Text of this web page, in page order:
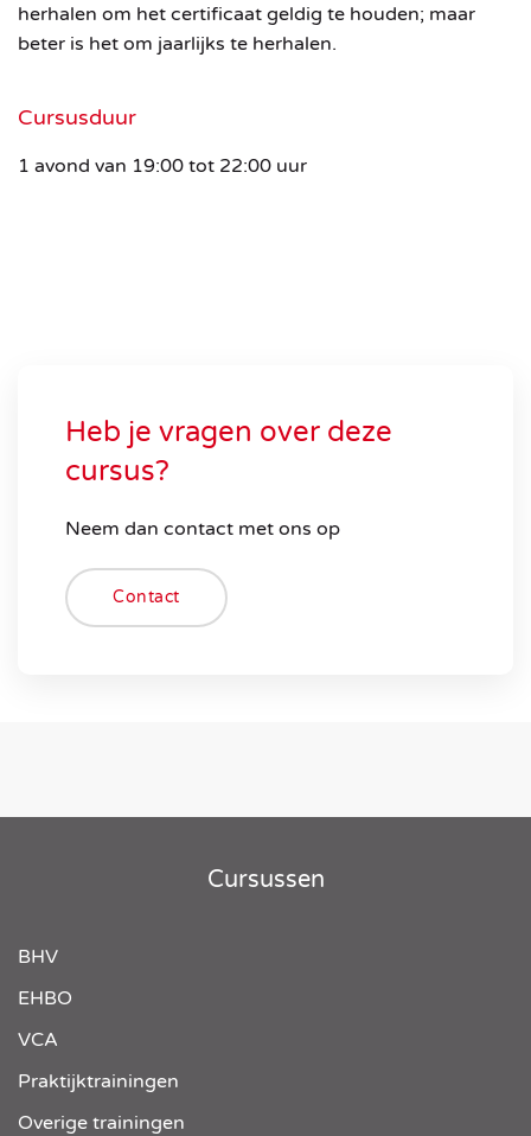
herhalen om het certificaat geldig te houden; maar
beter is het om jaarlijks te herhalen.
Cursusduur
1 avond van 19:00 tot 22:00 uur
Heb je vragen over deze
cursus?
Neem dan contact met ons op
Contact
Cursussen
BHV
EHBO
VCA
Praktijktrainingen
Overige trainingen